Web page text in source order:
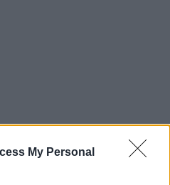
My Personal